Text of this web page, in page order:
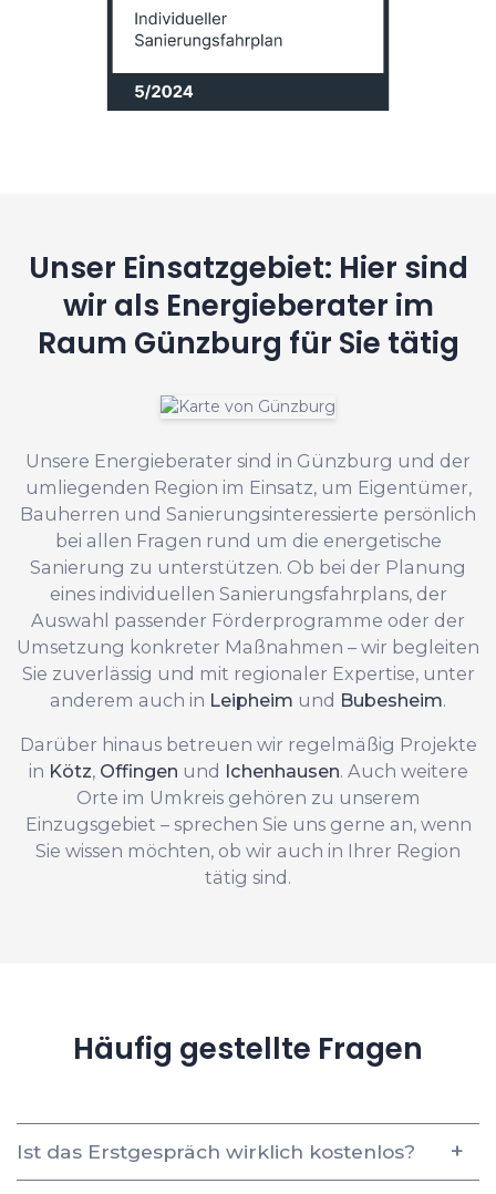
Unser Einsatzgebiet: Hier sind
wir als Energieberater im
Raum Günzburg für Sie tätig
Unsere Energieberater sind in Günzburg und der
umliegenden Region im Einsatz, um Eigentümer,
Bauherren und Sanierungsinteressierte persönlich
bei allen Fragen rund um die energetische
Sanierung zu unterstützen. Ob bei der Planung
eines individuellen Sanierungsfahrplans, der
Auswahl passender Förderprogramme oder der
Umsetzung konkreter Maßnahmen – wir begleiten
Sie zuverlässig und mit regionaler Expertise, unter
anderem auch in Leipheim und Bubesheim.
Darüber hinaus betreuen wir regelmäßig Projekte
in Kötz, Offingen und Ichenhausen. Auch weitere
Orte im Umkreis gehören zu unserem
Einzugsgebiet – sprechen Sie uns gerne an, wenn
Sie wissen möchten, ob wir auch in Ihrer Region
tätig sind.
Häufig gestellte Fragen
Ist das Erstgespräch wirklich kostenlos?